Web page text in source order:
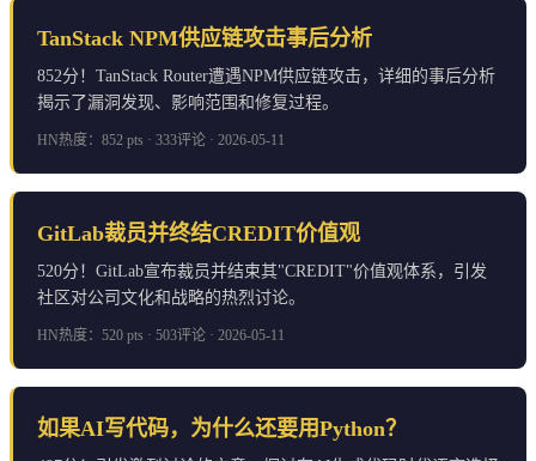
TanStack NPM供应链攻击事后分析
852分！TanStack Router遭遇NPM供应链攻击，详细的事后分析
揭示了漏洞发现、影响范围和修复过程。
HN热度：852 pts · 333评论 · 2026-05-11
GitLab裁员并终结CREDIT价值观
520分！GitLab宣布裁员并结束其"CREDIT"价值观体系，引发
社区对公司文化和战略的热烈讨论。
HN热度：520 pts · 503评论 · 2026-05-11
如果AI写代码，为什么还要用Python？